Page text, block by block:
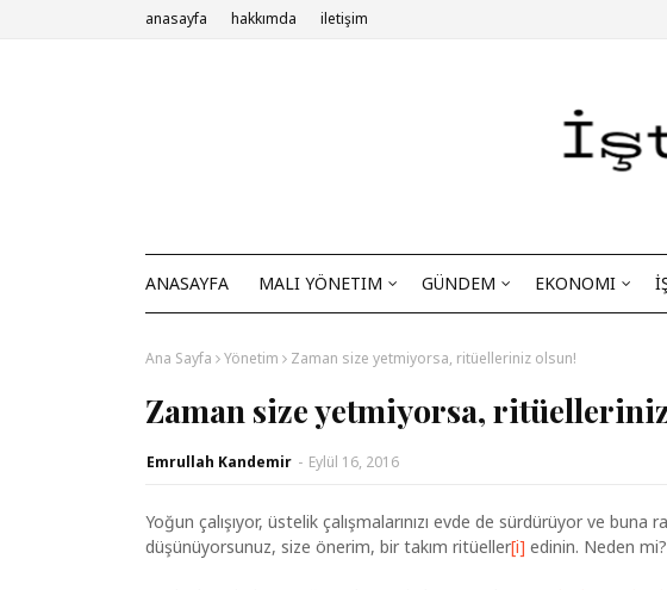
anasayfa hakkımda iletişim
ANASAYFA MALI YÖNETIM GÜNDEM EKONOMI
Ana Sayfa Yönetim Zaman size yetmiyorsa, ritüelleriniz olsun!
Zaman size yetmiyorsa,
Emrullah Kandemir - Eylül 16, 2016
Yoğun çalışıyor, üstelik çalışmalarınızı evde de sürdürüyor ve
düşünüyorsunuz, size önerim, bir takım ritüeller[i] edinin. Neden mi?